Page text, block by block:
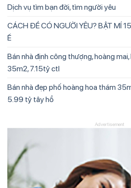
Dịch vụ tìm bạn đời, tìm người yêu
CÁCH ĐỂ CÓ NGƯỜI YÊU? BẬT MÍ
Ế
Bán nhà định công thượng, hoàng
35m2, 7.15tỷ ctl
Bán nhà đẹp phố hoàng hoa thám
5.99 tỷ tây hồ
Advertisement